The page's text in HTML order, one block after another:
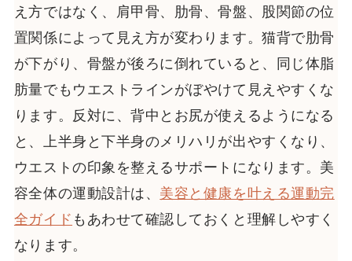
え方ではなく、肩甲骨、肋骨、骨盤、股関節の位
置関係によって見え方が変わります。猫背で肋骨
が下がり、骨盤が後ろに倒れていると、同じ体脂
肪量でもウエストラインがぼやけて見えやすくな
ります。反対に、背中とお尻が使えるようになる
と、上半身と下半身のメリハリが出やすくなり、
ウエストの印象を整えるサポートになります。美
容全体の運動設計は、 美容と健康を叶える運動完
全ガイド もあわせて確認しておくと理解しやすく
なります。